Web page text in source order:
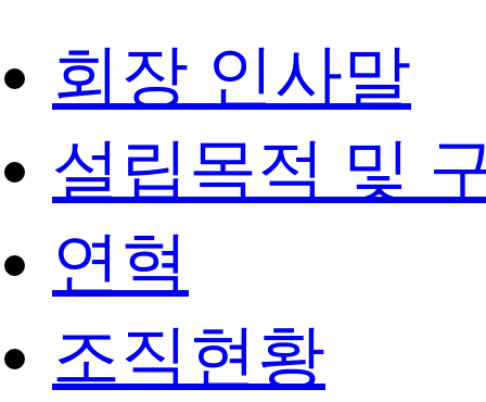
회장 인사말
설립목적 및
연혁
조직현황